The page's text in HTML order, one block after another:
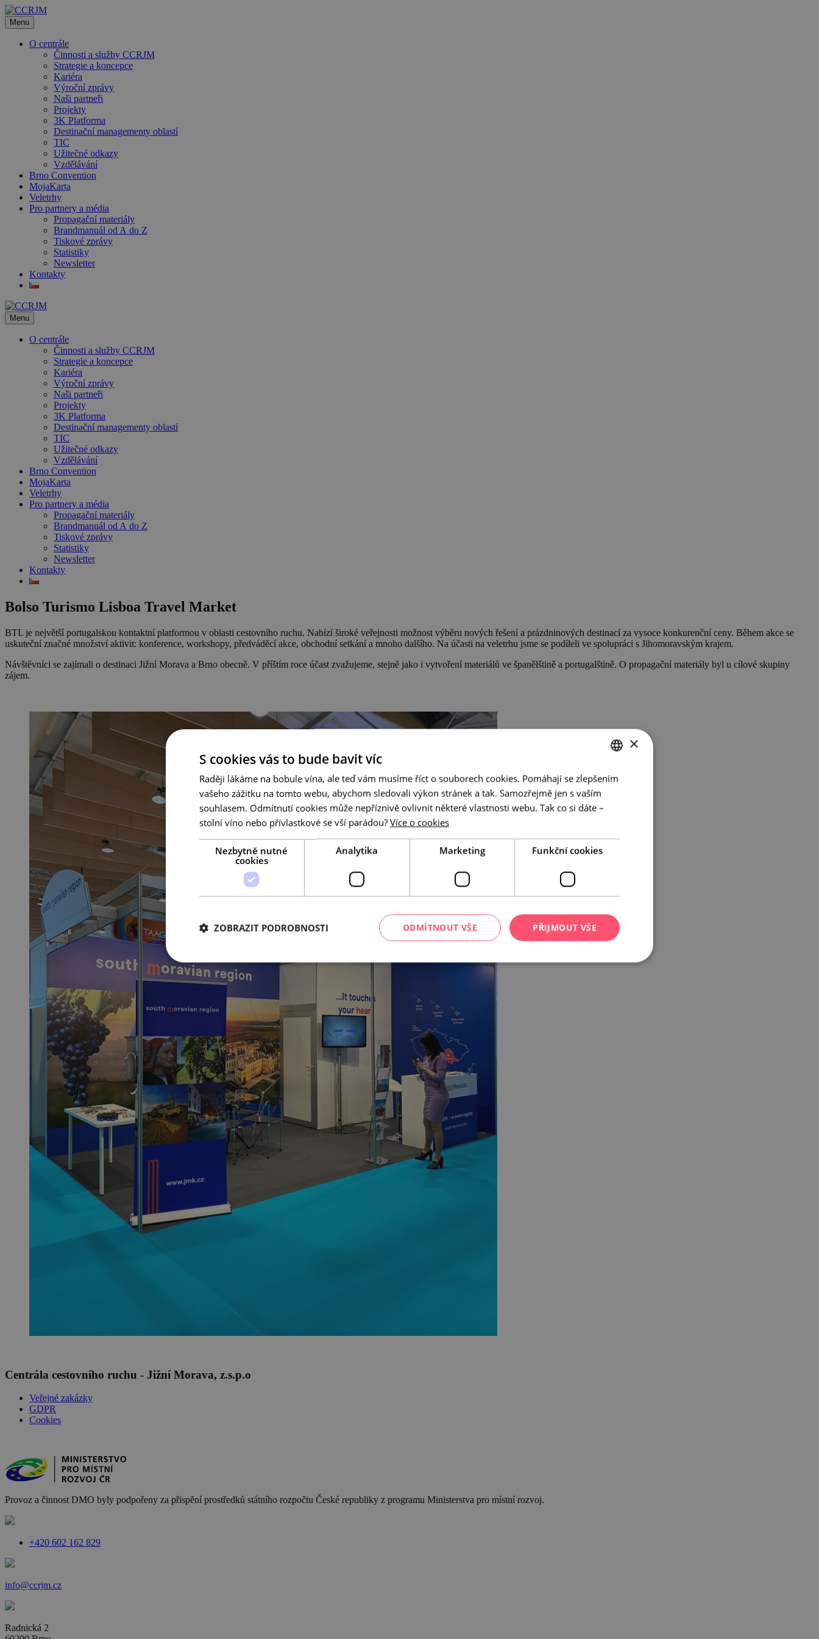
Přeskočit
na
obsah
Menu
O centrále
Činnosti a služby CCRJM
Strategie a koncepce
Kariéra
Výroční zprávy
Naši partneři
Projekty
3K Platforma
Destinační managementy oblastí
TIC
Užitečné odkazy
Vzdělávání
Brno Convention
MojaKarta
Veletrhy
Pro partnery a média
Propagační materiály
Brandmanuál od A do Z
Tiskové zprávy
Statistiky
Newsletter
Kontakty
Menu
O centrále
Činnosti a služby CCRJM
Strategie a koncepce
Kariéra
Výroční zprávy
Naši partneři
Projekty
3K Platforma
Destinační managementy oblastí
TIC
Užitečné odkazy
Vzdělávání
Brno Convention
MojaKarta
Veletrhy
Pro partnery a média
Propagační materiály
Brandmanuál od A do Z
Tiskové zprávy
Statistiky
Newsletter
Kontakty
Bolso Turismo Lisboa Travel Market
BTL je největší portugalskou kontaktní platformou v oblasti cestovního ruchu. Nabízí široké veřejnosti možnost výběru nových řešení a prázdninových destinací za vysoce konkurenční ceny. Během akce se
uskuteční značné množství aktivit: konference, workshopy, předváděcí akce, obchodní setkání a mnoho dalšího. Na účasti na veletrhu jsme se podíleli ve spolupráci s Jihomoravským krajem.
Návštěvníci se zajímali o destinaci Jižní Morava a Brno obecně. V příštím roce účast zvažujeme, stejně jako i vytvoření materiálů ve španělštině a portugalštině. O propagační materiály byl u cílové skupiny
zájem.
Centrála cestovního ruchu - Jižní Morava, z.s.p.o
Veřejné zakázky
GDPR
Cookies
Provoz a činnost DMO byly podpořeny za přispění prostředků státního rozpočtu České republiky z programu Ministerstva pro místní rozvoj.
+420 602 162 829
info@ccrjm.cz
Radnická 2
CZECH
×
S cookies vás to bude bavit víc
Raději lákáme na bobule vína, ale teď vám musíme říct o souborech cookies. Pomáhají se zlepšením
vašeho zážitku na tomto webu, abychom sledovali výkon stránek a tak. Samozřejmě jen s vaším
souhlasem. Odmítnutí cookies může nepříznivě ovlivnit některé vlastnosti webu. Tak co si dáte –
stolní víno nebo přívlastkové se vší parádou? Více o cookies
Nezbytně nutné
cookies
Analytika Marketing Funkční cookies
PŘIJMOUT VŠE
ODMÍTNOUT VŠE
ZOBRAZIT PODROBNOSTI